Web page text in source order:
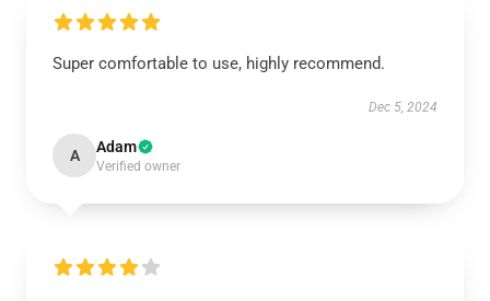
Super comfortable to use, highly recommend.
Dec 5, 2024
A Adam
Verified owner